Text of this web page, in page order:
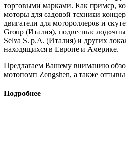
торговыми марками. Как пример,
моторы для садовой техники
двигатели для мотороллеров и
Group (Италия), подвесные
Selva S. p.A. (Италия) и других
находящихся в Европе и Америке.
Предлагаем Вашему вниманию
мотопомп Zongshen, а также отзывы.
Подробнее